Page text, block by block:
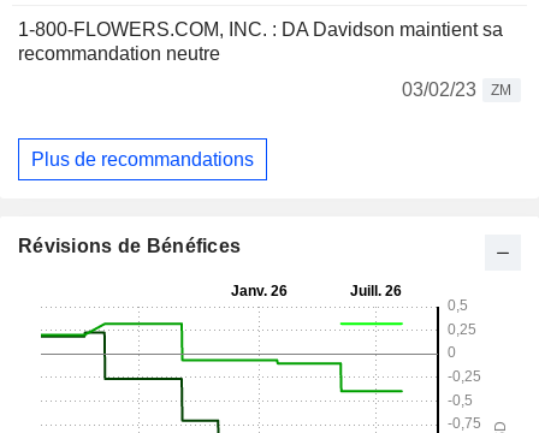
1-800-FLOWERS.COM, INC. : DA Davidson maintient sa
recommandation neutre
03/02/23
ZM
Plus de recommandations
Révisions de Bénéfices